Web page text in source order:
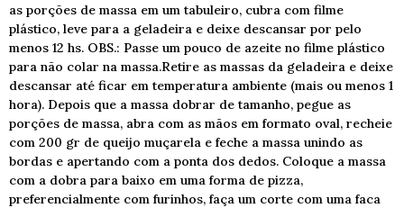
as porções de massa em um tabuleiro, cubra com filme
plástico, leve para a geladeira e deixe descansar por pelo
menos 12 hs. OBS.: Passe um pouco de azeite no filme plástico
para não colar na massa.Retire as massas da geladeira e deixe
descansar até ficar em temperatura ambiente (mais ou menos 1
hora). Depois que a massa dobrar de tamanho, pegue as
porções de massa, abra com as mãos em formato oval, recheie
com 200 gr de queijo muçarela e feche a massa unindo as
bordas e apertando com a ponta dos dedos. Coloque a massa
com a dobra para baixo em uma forma de pizza,
preferencialmente com furinhos, faça um corte com uma faca